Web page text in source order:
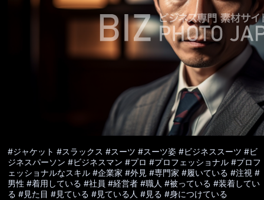
#ジャケット #スラックス #スーツ #スーツ姿 #ビジネススーツ #ビ
ジネスパーソン #ビジネスマン #プロ #プロフェッショナル #プロフ
ェッショナルなスキル #企業家 #外見 #専門家 #履いている #注視 #
男性 #着用している #社員 #経営者 #職人 #被っている #装着してい
る #見た目 #見ている #見ている人 #見る #身につけている